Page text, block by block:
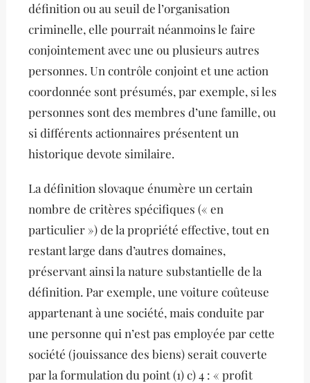
définition ou au seuil de l’organisation
criminelle, elle pourrait néanmoins le faire
conjointement avec une ou plusieurs autres
personnes. Un contrôle conjoint et une action
coordonnée sont présumés, par exemple, si les
personnes sont des membres d’une famille, ou
si différents actionnaires présentent un
historique devote similaire.
La définition slovaque énumère un certain
nombre de critères spécifiques (« en
particulier ») de la propriété effective, tout en
restant large dans d’autres domaines,
préservant ainsi la nature substantielle de la
définition. Par exemple, une voiture coûteuse
appartenant à une société, mais conduite par
une personne qui n’est pas employée par cette
société (jouissance des biens) serait couverte
par la formulation du point (1) c) 4 : « profit